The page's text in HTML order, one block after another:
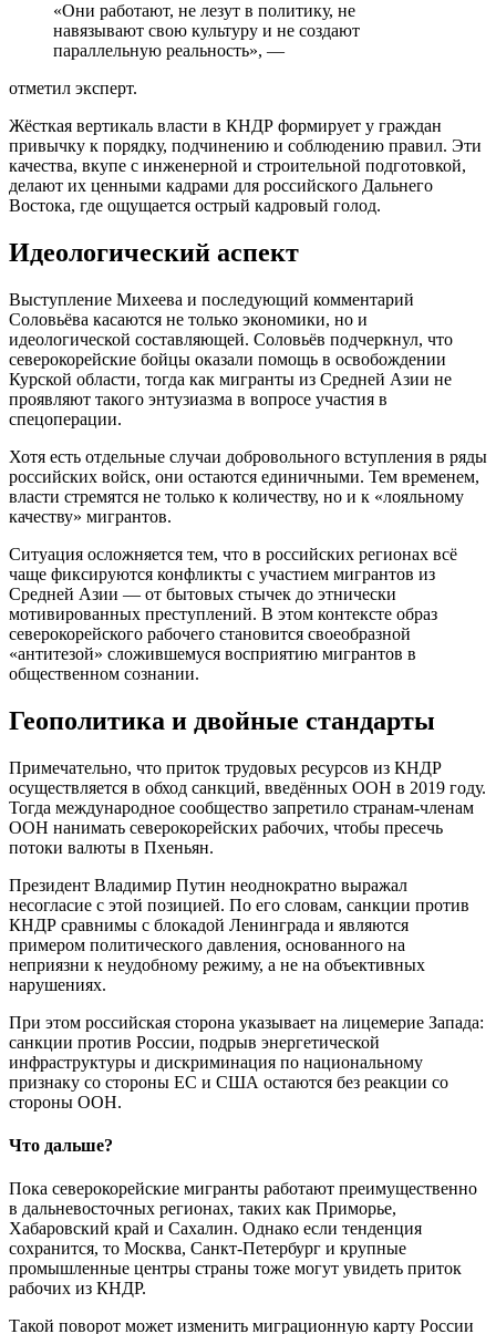
«Они работают, не лезут в политику, не
навязывают свою культуру и не создают
параллельную реальность», —
отметил эксперт.
Жёсткая вертикаль власти в КНДР формирует у граждан
привычку к порядку, подчинению и соблюдению правил. Эти
качества, вкупе с инженерной и строительной подготовкой,
делают их ценными кадрами для российского Дальнего
Востока, где ощущается острый кадровый голод.
Идеологический аспект
Выступление Михеева и последующий комментарий
Соловьёва касаются не только экономики, но и
идеологической составляющей. Соловьёв подчеркнул, что
северокорейские бойцы оказали помощь в освобождении
Курской области, тогда как мигранты из Средней Азии не
проявляют такого энтузиазма в вопросе участия в
спецоперации.
Хотя есть отдельные случаи добровольного вступления в ряды
российских войск, они остаются единичными. Тем временем,
власти стремятся не только к количеству, но и к «лояльному
качеству» мигрантов.
Ситуация осложняется тем, что в российских регионах всё
чаще фиксируются конфликты с участием мигрантов из
Средней Азии — от бытовых стычек до этнически
мотивированных преступлений. В этом контексте образ
северокорейского рабочего становится своеобразной
«антитезой» сложившемуся восприятию мигрантов в
общественном сознании.
Геополитика и двойные стандарты
Примечательно, что приток трудовых ресурсов из КНДР
осуществляется в обход санкций, введённых ООН в 2019 году.
Тогда международное сообщество запретило странам-членам
ООН нанимать северокорейских рабочих, чтобы пресечь
потоки валюты в Пхеньян.
Президент Владимир Путин неоднократно выражал
несогласие с этой позицией. По его словам, санкции против
КНДР сравнимы с блокадой Ленинграда и являются
примером политического давления, основанного на
неприязни к неудобному режиму, а не на объективных
нарушениях.
При этом российская сторона указывает на лицемерие Запада:
санкции против России, подрыв энергетической
инфраструктуры и дискриминация по национальному
признаку со стороны ЕС и США остаются без реакции со
стороны ООН.
Что дальше?
Пока северокорейские мигранты работают преимущественно
в дальневосточных регионах, таких как Приморье,
Хабаровский край и Сахалин. Однако если тенденция
сохранится, то Москва, Санкт-Петербург и крупные
промышленные центры страны тоже могут увидеть приток
рабочих из КНДР.
Такой поворот может изменить миграционную карту России